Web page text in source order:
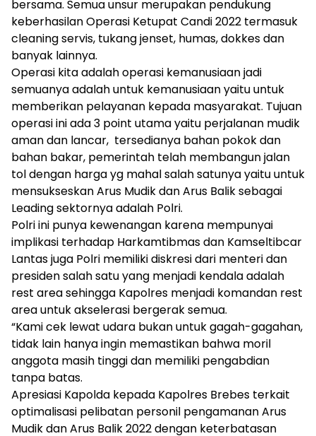
bersama. Semua unsur merupakan pendukung
keberhasilan Operasi Ketupat Candi 2022 termasuk
cleaning servis, tukang jenset, humas, dokkes dan
banyak lainnya.
Operasi kita adalah operasi kemanusiaan jadi
semuanya adalah untuk kemanusiaan yaitu untuk
memberikan pelayanan kepada masyarakat. Tujuan
operasi ini ada 3 point utama yaitu perjalanan mudik
aman dan lancar, tersedianya bahan pokok dan
bahan bakar, pemerintah telah membangun jalan
tol dengan harga yg mahal salah satunya yaitu untuk
mensukseskan Arus Mudik dan Arus Balik sebagai
Leading sektornya adalah Polri.
Polri ini punya kewenangan karena mempunyai
implikasi terhadap Harkamtibmas dan Kamseltibcar
Lantas juga Polri memiliki diskresi dari menteri dan
presiden salah satu yang menjadi kendala adalah
rest area sehingga Kapolres menjadi komandan rest
area untuk akselerasi bergerak semua.
“Kami cek lewat udara bukan untuk gagah-gagahan,
tidak lain hanya ingin memastikan bahwa moril
anggota masih tinggi dan memiliki pengabdian
tanpa batas.
Apresiasi Kapolda kepada Kapolres Brebes terkait
optimalisasi pelibatan personil pengamanan Arus
Mudik dan Arus Balik 2022 dengan keterbatasan